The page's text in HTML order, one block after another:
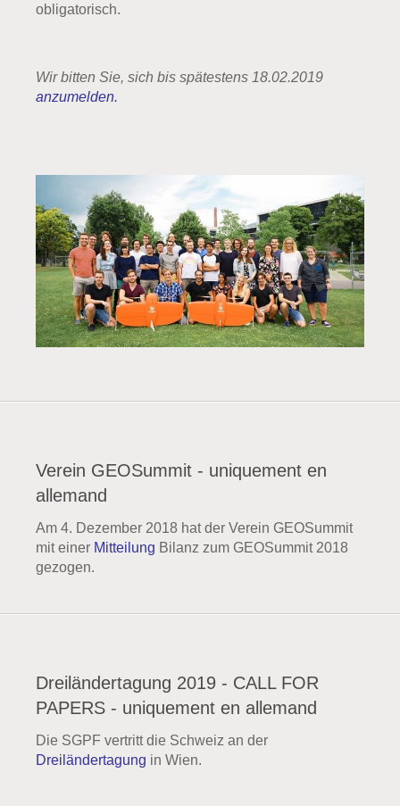
obligatorisch.
Wir bitten Sie, sich bis spätestens 18.02.2019
anzumelden.
Verein GEOSummit - uniquement en
allemand
Am 4. Dezember 2018 hat der Verein GEOSummit
mit einer Mitteilung Bilanz zum GEOSummit 2018
gezogen.
Dreiländertagung 2019 - CALL FOR
PAPERS - uniquement en allemand
Die SGPF vertritt die Schweiz an der
Dreiländertagung in Wien.